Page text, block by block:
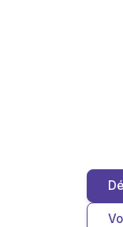
Créez un
les hommages
DIT ROBIN,